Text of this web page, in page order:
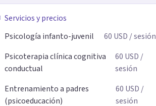
Servicios y precios
Psicología infanto-juvenil
60 USD / sesión
Psicoterapia clínica cognitiva
conductual
60 USD /
sesión
Entrenamiento a padres
(psicoeducación)
60 USD /
sesión